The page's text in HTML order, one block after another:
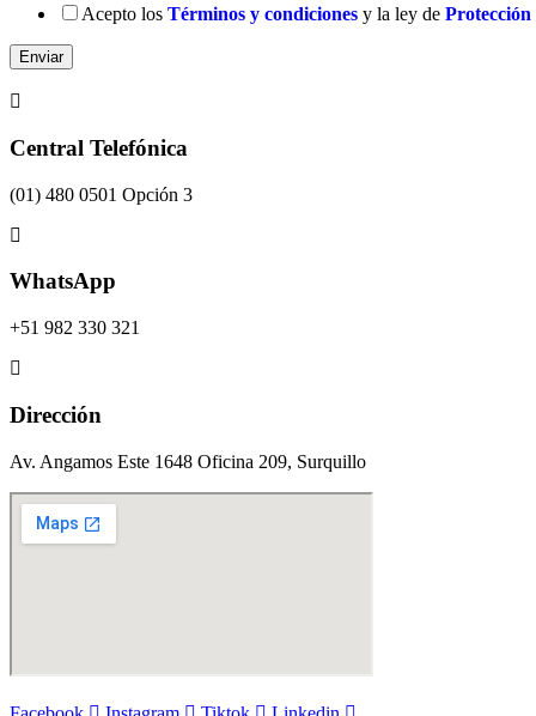
Acepto los Términos y condiciones y la ley de Protección
Enviar
Central Telefónica
(01) 480 0501 Opción 3
WhatsApp
+51 982 330 321
Dirección
Av. Angamos Este 1648 Oficina 209, Surquillo